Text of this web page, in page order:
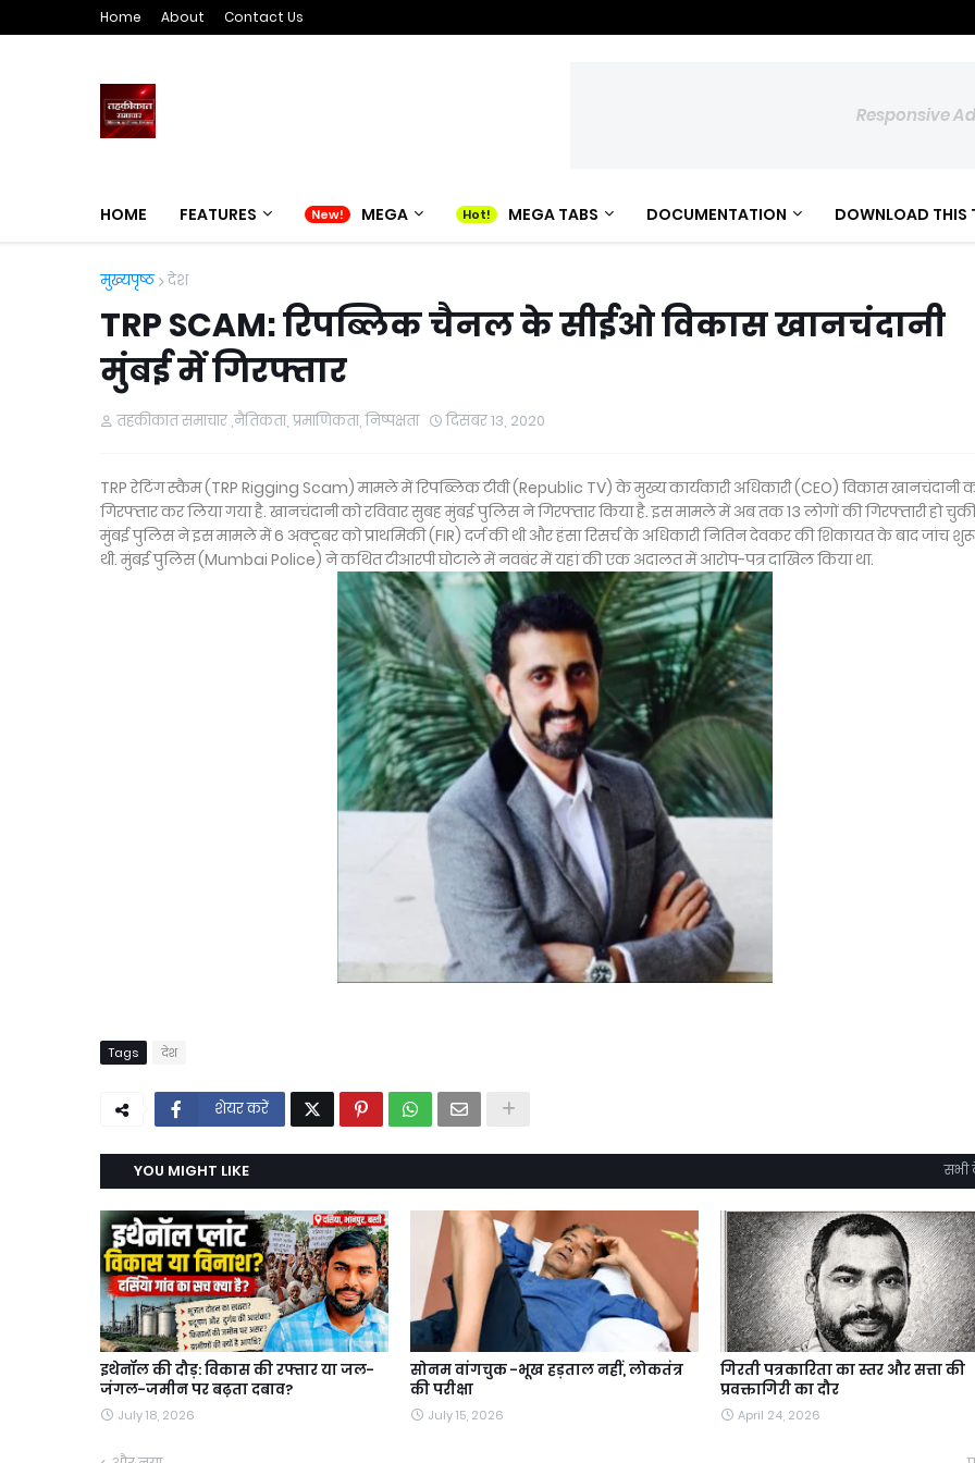
Home About Contact Us
Responsive
HOME FEATURES MEGA MEGA TABS DOCUMENTATION DOWNLOAD THIS
मुख्यपृष्ठ देश
TRP SCAM: रिपब्लिक चैनल के सीईओ विकास खानचंदानी
मुंबई में गिरफ्तार
तहकीकात समाचार ,नैतिकता, प्रमाणिकता, निष्पक्षता दिसंबर 13, 2020
TRP रेटिंग स्कैम (TRP Rigging Scam) मामले में रिपब्लिक टीवी (Republic TV) के मुख्य कार्यकारी अधिकारी (CEO) विकास खानचंदानी
गिरफ्तार कर लिया गया है. खानचंदानी को रविवार सुबह मुंबई पुलिस ने गिरफ्तार किया है. इस मामले में अब तक 13 लोगों की गिरफ्तारी हो
मुंबई पुलिस ने इस मामले में 6 अक्टूबर को प्राथमिकी (FIR) दर्ज की थी और हंसा रिसर्च के अधिकारी नितिन देवकर की शिकायत के बाद जांच
थी. मुंबई पुलिस (Mumbai Police) ने कथित टीआरपी घोटाले में नवबंर में यहां की एक अदालत में आरोप-पत्र दाखिल किया था.
Tags देश
शेयर करें
YOU MIGHT LIKE सभी
इथेनॉल की दौड़: विकास की रफ्तार या जल-
जंगल-जमीन पर बढ़ता दबाव?
July 18, 2026
सोनम वांगचुक -भूख हड़ताल नहीं, लोकतंत्र
की परीक्षा
July 15, 2026
गिरती पत्रकारिता का स्तर और सत्ता की
प्रवक्तागिरी का दौर
April 24, 2026